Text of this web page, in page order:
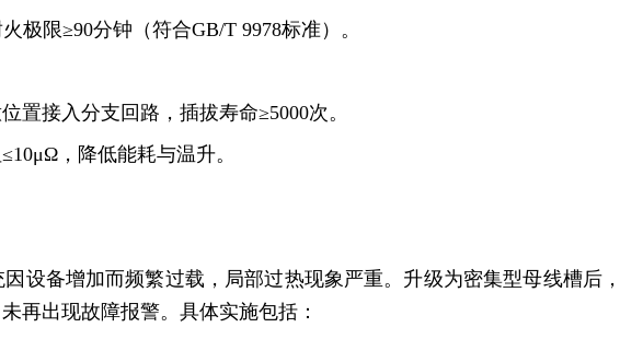
极限≥90分钟（符合GB/T 9978标准）。
置接入分支回路，插拔寿命≥5000次。
，降低能耗与温升。
设备增加而频繁过载，局部过热现象严重。升级为密集型母线槽后，
再出现故障报警。具体实施包括：